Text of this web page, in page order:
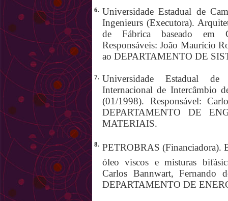
6. Universidade Estadual de
Ingenieurs (Executora).
de Fábrica baseado em
Responsáveis: João Maurício
ao DEPARTAMENTO DE
7. Universidade Estadual de
Internacional de Intercâmbio
(01/1998). Responsável:
DEPARTAMENTO DE
MATERIAIS.
8. PETROBRAS (Financiadora).
óleo viscos e misturas
Carlos Bannwart, Fernando
DEPARTAMENTO DE